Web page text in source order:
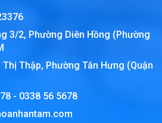
3/2, Phường Diên Hồng (Phường
Thập, Phường Tân Hưng (Quận
- 0338 56 5678